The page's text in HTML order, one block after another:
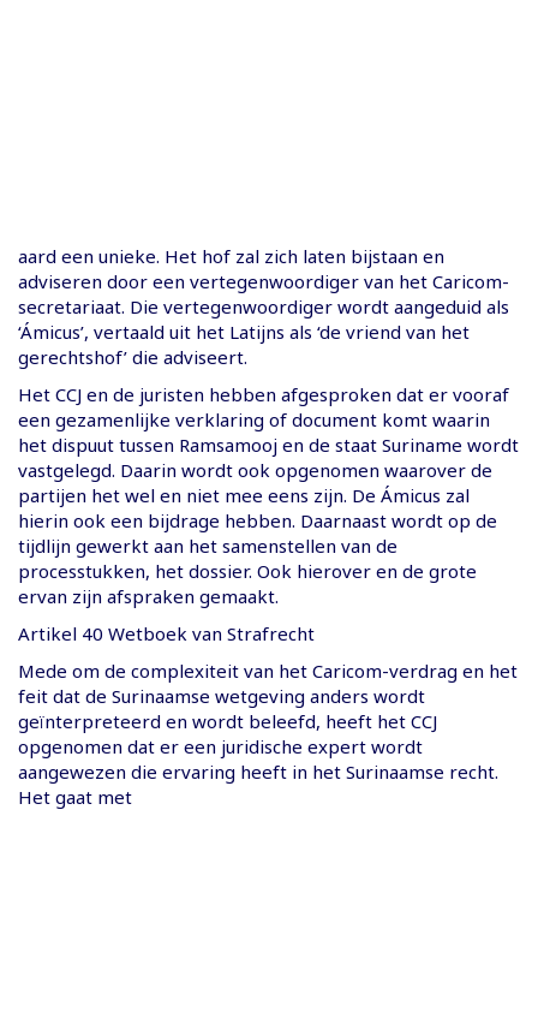
aard een unieke. Het hof zal zich laten bijstaan en
adviseren door een vertegenwoordiger van het Caricom-
secretariaat. Die vertegenwoordiger wordt aangeduid als
‘Ámicus’, vertaald uit het Latijns als ‘de vriend van het
gerechtshof’ die adviseert.
Het CCJ en de juristen hebben afgesproken dat er vooraf
een gezamenlijke verklaring of document komt waarin
het dispuut tussen Ramsamooj en de staat Suriname wordt
vastgelegd. Daarin wordt ook opgenomen waarover de
partijen het wel en niet mee eens zijn. De Ámicus zal
hierin ook een bijdrage hebben. Daarnaast wordt op de
tijdlijn gewerkt aan het samenstellen van de
processtukken, het dossier. Ook hierover en de grote
ervan zijn afspraken gemaakt.
Artikel 40 Wetboek van Strafrecht
Mede om de complexiteit van het Caricom-verdrag en het
feit dat de Surinaamse wetgeving anders wordt
geïnterpreteerd en wordt beleefd, heeft het CCJ
opgenomen dat er een juridische expert wordt
aangewezen die ervaring heeft in het Surinaamse recht.
Het gaat met